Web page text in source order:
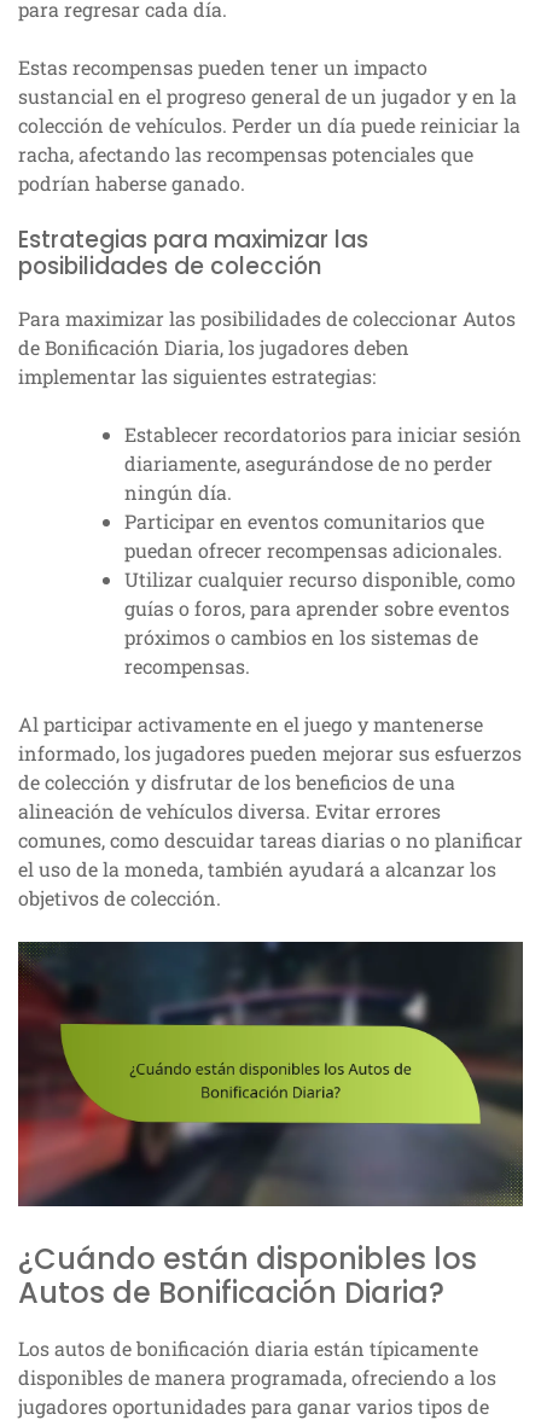
para regresar cada día.
Estas recompensas pueden tener un impacto
sustancial en el progreso general de un jugador y en la
colección de vehículos. Perder un día puede reiniciar la
racha, afectando las recompensas potenciales que
podrían haberse ganado.
Estrategias para maximizar las
posibilidades de colección
Para maximizar las posibilidades de coleccionar Autos
de Bonificación Diaria, los jugadores deben
implementar las siguientes estrategias:
Establecer recordatorios para iniciar sesión
diariamente, asegurándose de no perder
ningún día.
Participar en eventos comunitarios que
puedan ofrecer recompensas adicionales.
Utilizar cualquier recurso disponible, como
guías o foros, para aprender sobre eventos
próximos o cambios en los sistemas de
recompensas.
Al participar activamente en el juego y mantenerse
informado, los jugadores pueden mejorar sus esfuerzos
de colección y disfrutar de los beneficios de una
alineación de vehículos diversa. Evitar errores
comunes, como descuidar tareas diarias o no planificar
el uso de la moneda, también ayudará a alcanzar los
objetivos de colección.
¿Cuándo están disponibles los
Autos de Bonificación Diaria?
Los autos de bonificación diaria están típicamente
disponibles de manera programada, ofreciendo a los
jugadores oportunidades para ganar varios tipos de